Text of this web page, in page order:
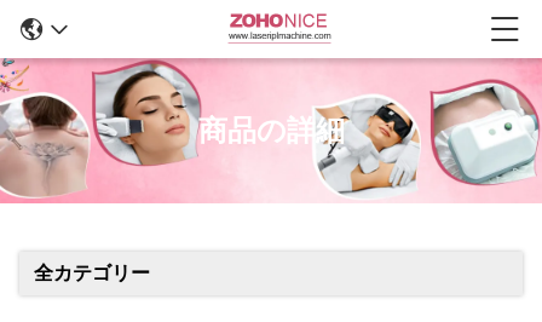
商品の詳細
全カテゴリー